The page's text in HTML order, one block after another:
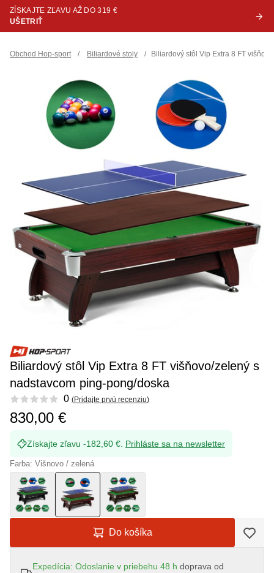
ZÍSKAJTE ZĽAVU AŽ DO 319 €
UŠETRIŤ
Obchod Hop-sport / Biliardové stoly / Biliardový stôl Vip Extra 8 FT
Biliardový stôl Vip Extra 8 FT višňovo/zelený s
nadstavcom ping-pong/doska
Reviews 0 (Pridajte prvú recenziu)
830,00 €
Získajte zľavu -182,60 €. Prihláste sa na newsletter
Farba: Višnovo / zelená
Do košíka
Expedícia: Odoslanie v priebehu 48 h doprava od